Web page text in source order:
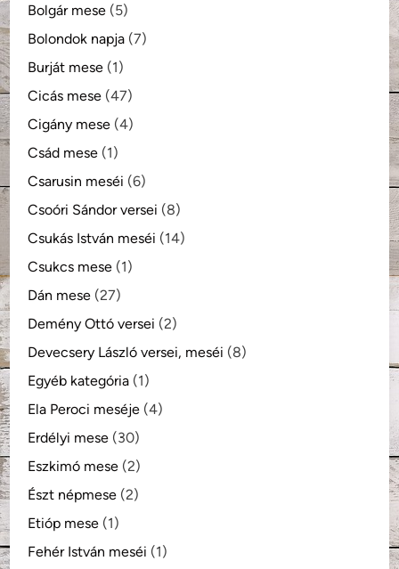
Bolgár mese (5)
Bolondok napja (7)
Burját mese (1)
Cicás mese (47)
Cigány mese (4)
Csád mese (1)
Csarusin meséi (6)
Csoóri Sándor versei (8)
Csukás István meséi (14)
Csukcs mese (1)
Dán mese (27)
Demény Ottó versei (2)
Devecsery László versei, meséi (8)
Egyéb kategória (1)
Ela Peroci meséje (4)
Erdélyi mese (30)
Eszkimó mese (2)
Észt népmese (2)
Etióp mese (1)
Fehér István meséi (1)